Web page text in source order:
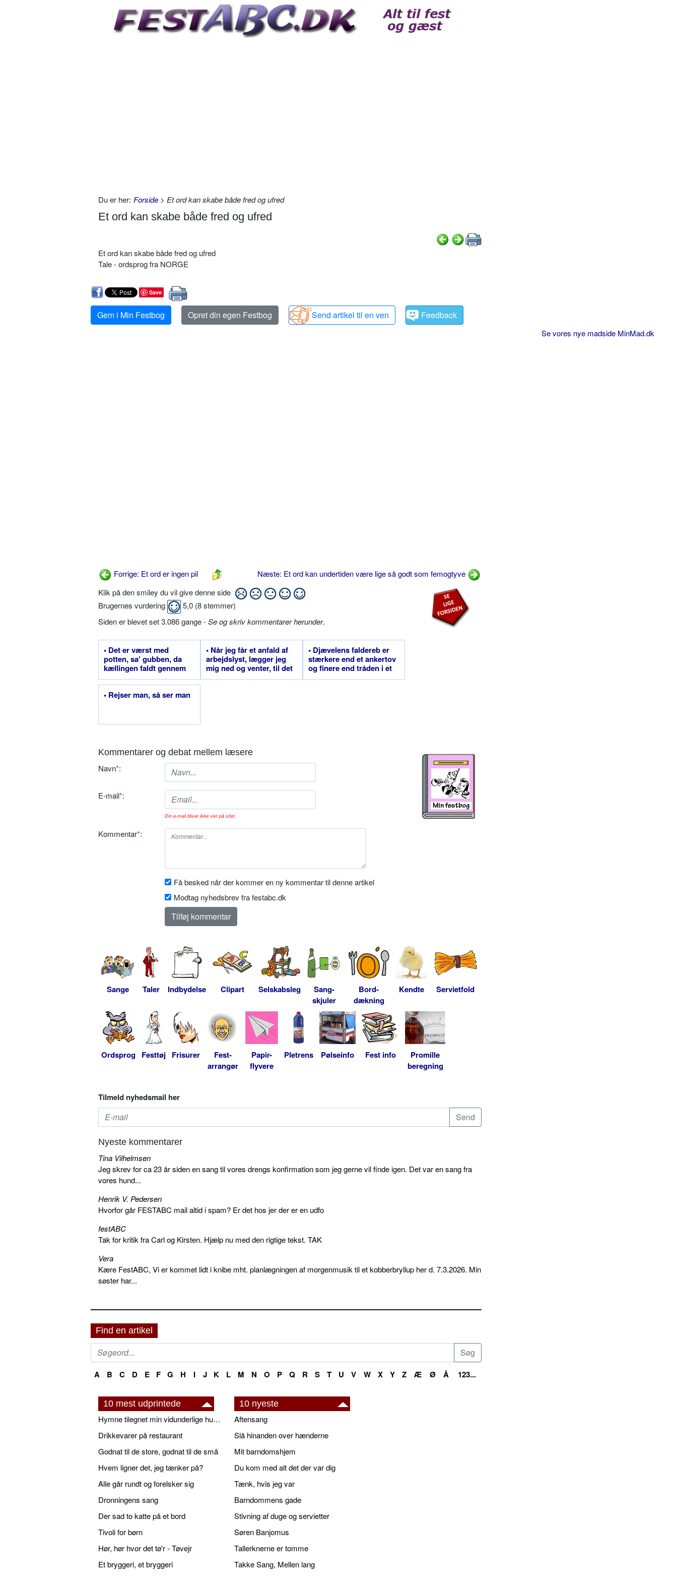
Du er her: Forside > Et ord kan skabe både fred og ufred
Et ord kan skabe både fred og ufred
Et ord kan skabe både fred og ufred
Tale - ordsprog fra NORGE
Save
Gem i Min Festbog Opret din egen Festbog Send artikel til en ven Feedback
Forrige: Et ord er ingen pil
Næste: Et ord kan undertiden være lige så godt som femogtyve
Klik på den smiley du vil give denne side
Brugernes vurdering
5,0 (8stemmer)
Siden er blevet set 3.086 gange -Se og skriv kommentarer herunder.
• Det er værst med
potten, sa' gubben, da
kællingen faldt gennem
sengebunden
• Når jeg får et anfald af
arbejdslyst, lægger jeg
mig ned og venter, til det
går over
• Djævelens faldereb er
stærkere end et ankertov
og finere end tråden i et
spindelvæv
• Rejser man, så ser man
Kommentarer og debat mellem læsere
Navn*:
E-mail*:
Din e-mail bliver ikke vist på sitet.
Kommentar*:
Få besked når der kommer en ny kommentar til denne artikel
Modtag nyhedsbrev fra festabc.dk
Sange Taler Indbydelse Clipart Selskabsleg
Sang-
skjuler
Bord-
dækning
Kendte Servietfold
Ordsprog Festtøj Frisurer
Fest-
arrangør
Papir-
flyvere
Pletrens Pølseinfo Fest info
Promille
beregning
Tilmeld nyhedsmail her
Nyeste kommentarer
Tina Vilhelmsen
Jeg skrev for ca 23 år siden en sang til vores drengs konfirmation som jeg gerne vil finde igen. Det var en sang fra
vores hund...
Henrik V. Pedersen
Hvorfor går FESTABC mail altid i spam? Er det hos jer der er en udfo
festABC
Tak for kritik fra Carl og Kirsten. Hjælp nu med den rigtige tekst. TAK
Vera
Kære FestABC, Vi er kommet lidt i knibe mht. planlægningen af morgenmusik til et kobberbryllup her d. 7.3.2026. Min
søster har...
Find en artikel
A B C D E F G H I J K L M N O P Q R S T U V W X Y Z Æ Ø Å 123...
10 mest udprintede
Hymne tilegnet min vidunderlige husbond
Drikkevarer på restaurant
Godnat til de store, godnat til de små
Hvem ligner det, jeg tænker på?
Alle går rundt og forelsker sig
Dronningens sang
Der sad to katte på et bord
Tivoli for børn
Hør, hør hvor det tø'r - Tøvejr
Et bryggeri, et bryggeri
10 nyeste
Aftensang
Slå hinanden over hænderne
Mit barndomshjem
Du kom med alt det der var dig
Tænk, hvis jeg var
Barndommens gade
Stivning af duge og servietter
Søren Banjomus
Tallerknerne er tomme
Takke Sang, Mellen lang
Se vores nye madside MinMad.dk